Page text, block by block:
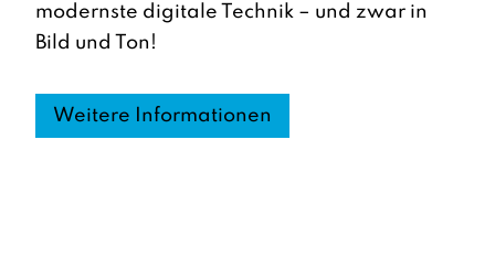
modernste digitale Technik – und zwar in
Bild und Ton!
Weitere Informationen